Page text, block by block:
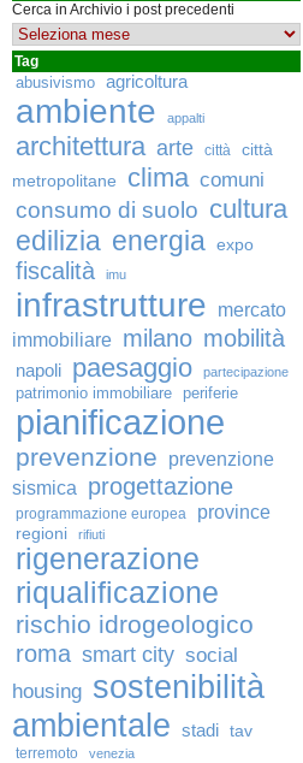
Cerca in Archivio i post precedenti
Tag
abusivismo agricoltura
ambiente appalti
architettura arte città
città
metropolitane
clima comuni
consumo di suolo cultura
edilizia energia expo
fiscalità imu
infrastrutture
mercato
immobiliare milano mobilità
napoli paesaggio partecipazione
patrimonio immobiliare periferie
pianificazione
prevenzione
prevenzione
sismica
progettazione
programmazione europea province
regioni rifiuti
rigenerazione
riqualificazione
rischio idrogeologico
roma smart city social
housing sostenibilità
ambientale stadi tav
terremoto venezia